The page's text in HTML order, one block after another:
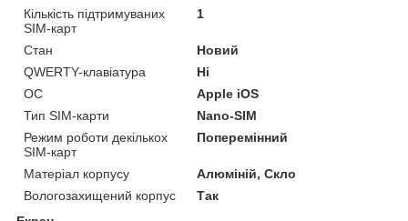
Кількість підтримуваних
SIM-карт
1
Стан
Новий
QWERTY-клавіатура
Ні
ОС
Apple iOS
Тип SIM-карти
Nano-SIM
Режим роботи декількох
SIM-карт
Поперемінний
Матеріал корпусу
Алюміній, Скло
Вологозахищений корпус
Так